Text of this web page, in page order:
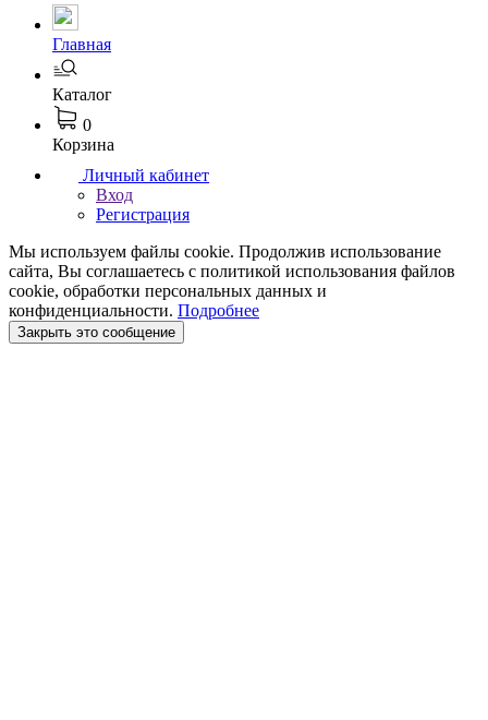
Главная
Каталог
0
Корзина
Личный кабинет
Вход
Регистрация
Мы используем файлы cookie. Продолжив использование
сайта, Вы соглашаетесь с политикой использования файлов
cookie, обработки персональных данных и
конфиденциальности. Подробнее
Закрыть это сообщение